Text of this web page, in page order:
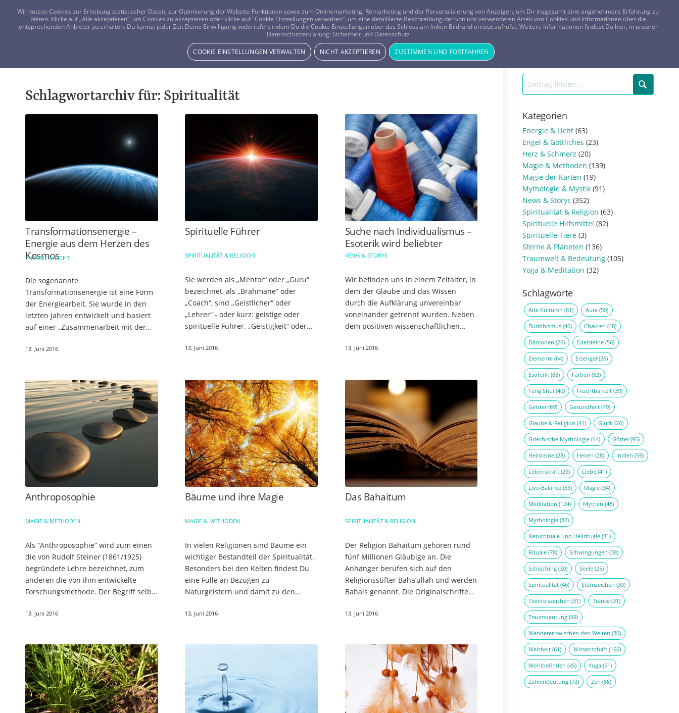
FRAGEN? KOSTENLOS ANRUFEN: 0800-8478266
Beratung Horoskope Tageskarte Magazin ANMELDEN REGISTRIEREN
Schlagwortarchiv für: Spiritualität
Transformationsenergie –
Energie aus dem Herzen des
Kosmos
ENERGIE & LICHT
Die sogenannte
Transformationsenergie ist eine Form
der Energiearbeit. Sie wurde in den
letzten Jahren entwickelt und basiert
auf einer „Zusammenarbeit mit der
„Channeling“, geht es auch bei der
13. Juni 2016
Spirituelle Führer
SPIRITUALITÄT & RELIGION
Sie werden als „Mentor“ oder „Guru“
bezeichnet, als „Brahmane“ oder
„Coach“, sind „Geistlicher“ oder
„Lehrer“ - oder kurz: geistige oder
spirituelle Führer. „Geistigkeit“ oder
13. Juni 2016
Suche nach Individualismus –
Esoterik wird beliebter
NEWS & STORYS
Wir befinden uns in einem Zeitalter, in
dem der Glaube und das Wissen
durch die Aufklärung unvereinbar
voneinander getrennt wurden. Neben
dem positiven wissenschaftlichen
jedoch auch eine Kehrseite: Viele
13. Juni 2016
Anthroposophie
MAGIE & METHODEN
Als “Anthroposophie” wird zum einen
die von Rudolf Steiner (1861/1925)
begründete Lehre bezeichnet, zum
anderen die von ihm entwickelte
Forschungsmethode. Der Begriff selbst
Gebrauch. Er verbindet in sich…
13. Juni 2016
Bäume und ihre Magie
MAGIE & METHODEN
In vielen Religionen sind Bäume ein
wichtiger Bestandteil der Spiritualität.
Besonders bei den Kelten findest Du
eine Fülle an Bezügen zu
Naturgeistern und damit zu den
heilige Hain als Tempel, in dem sie…
13. Juni 2016
Das Bahaitum
SPIRITUALITÄT & RELIGION
Der Religion Bahaitum gehören rund
fünf Millionen Gläubige an. Die
Anhänger berufen sich auf den
Religionsstifter Baha‘ullah und werden
Bahais genannt. Die Originalschriften
Offenbarungsquelle. Ursprünglich…
13. Juni 2016
Kategorien
Energie & Licht (63)
Engel & Göttliches (23)
Herz & Schmerz (20)
Magie & Methoden (139)
Magie der Karten (19)
Mythologie & Mystik (91)
News & Storys (352)
Spiritualität & Religion (63)
Spirituelle Hilfsmittel (82)
Spirituelle Tiere (3)
Sterne & Planeten (136)
Traumwelt & Bedeutung (105)
Yoga & Meditation (32)
Schlagworte
Alte Kulturen (61) Aura (50)
Buddhismus (46) Chakren (48)
Dämonen (26) Edelsteine (56)
Elemente (64) Erzengel (26)
Esoterik (88) Farben (82)
Feng Shui (40) Fruchtbarkeit (39)
Geister(89) Gesundheit (79)
Glaube & Religion (41) Glück (26)
Griechische Mythologie (44) Götter(95)
Heilsteine (28) Hexen (28) Indien (59)
Lebenskraft (29) Liebe (41)
Live-Balance (83) Magie (34)
Meditation (124) Mythen (48)
Mythologie (82)
Naturrituale und Heilrituale (31)
Rituale (78) Schwingungen (38)
Schöpfung (30) Seele (25)
Spiritualität (46) Sternzeichen (30)
Tierkreiszeichen (31) Trance (31)
Traumdeutung (99)
Wanderer zwischen den Welten (30)
Weisheit (61) Wissenschaft (166)
Wohlbefinden (45) Yoga (51)
Zahlendeutung (73) Zen (85)
Wir nutzen Cookies zur Erhebung statistischer Daten, zur Optimierung der Website-Funktionen sowie zum Onlinemarketing, Remarketing und der Personalisierung von Anzeigen, um Dir insgesamt eine angenehmere Erfahrung zu
bieten. Klicke auf „Alle akzeptieren“, um Cookies zu akzeptieren oder klicke auf "Cookie Einstellungen verwalten“, um eine detaillierte Beschreibung der von uns verwendeten Arten von Cookies und Informationen über die
entsprechenden Anbieter zu erhalten. Du kannst jeder Zeit Deine Einwilligung widerrufen, indem Du die Cookie Einstellungen über das Schloss am linken Bildrand erneut aufrufst. Weitere Informationen findest Du hier, in unserer
Datenschutzerklärung: Sicherheit und Datenschutz
COOKIE EINSTELLUNGEN VERWALTEN NICHT AKZEPTIEREN ZUSTIMMEN UND FORTFAHREN